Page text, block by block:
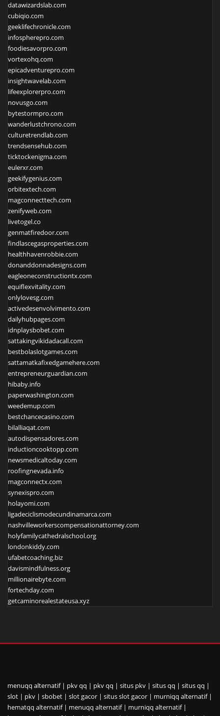
datawizardslab.com
cubiqio.com
geeklifechronicle.com
infospherepro.com
foodiesavorpro.com
vortexohq.com
epicadventurepro.com
insightwavelab.com
lifeexplorerpro.com
novusgo.com
bytestormpro.com
wanderlustchrono.com
culturetrendlab.com
trendsensehub.com
ticktockenigma.com
eulerxr.com
geekifygenius.com
orbitextech.com
magconnecttech.com
zenifyweb.com
livetogel.co
genmatfiredoor.com
findlascegasproperties.com
healthhavenrobbie.com
donanddonnadesigns.com
eagleoneconstructiontx.com
equiflexvitality.com
onlylovesg.com
activedesenvolvimento.com
dailyhubpages.com
idnplaysbobet.com
sattakingvikidadacall.com
bestbolaslotgames.com
sattamatkafixedgamehere.com
entrepreneurguardian.com
hibaby.info
paperwashington.com
weedemup.com
bestchancecasino.com
bilalliaqat.com
autodispensadores.com
inductioncooktopp.com
newsmedicaltoday.com
roofingnevada.info
magconnectx.com
synexispro.com
holayomi.com
ligadeciclismodecundinamarca.com
nashvilleworkerscompensationattorney.com
holyfamilycathedralschool.org
londonkiddy.com
ufabetcoaching.biz
davismindfulness.org
millionairebyte.com
fortechday.com
getcaminorealestateusa.xyz
menuqq alternatif| pkv qq | pkv qq | situs pkv | situs qq | situs qq |
slot | pkv | sbobet | slot gacor | situs slot gacor | murniqq alternatif|
hematqq alternatif| menuqq alternatif| murniqq alternatif|